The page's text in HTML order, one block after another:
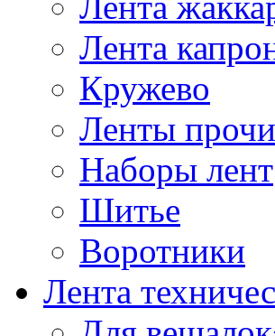
Лента
Кружево
Ленты
Наборы лент
Шитье
Воротники
Лента